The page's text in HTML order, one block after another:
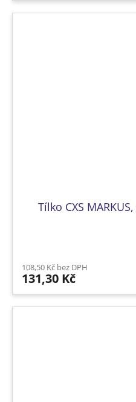
Tílko CXS
108,50 Kč bez DPH
131,30 Kč